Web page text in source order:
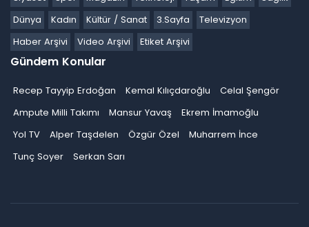
Dünya
Kadın Kültür / Sanat 3.Sayfa
Televizyon
Haber Arşivi
Video Arşivi Etiket Arşivi
Gündem Konular
Recep Tayyip Erdoğan Kemal Kılıçdaroğlu
Celal Şengör
Ampute Milli Takımı
Mansur Yavaş
Ekrem İmamoğlu
Yol TV
Alper Taşdelen Özgür Özel
Muharrem İnce
Tunç Soyer
Serkan Sarı